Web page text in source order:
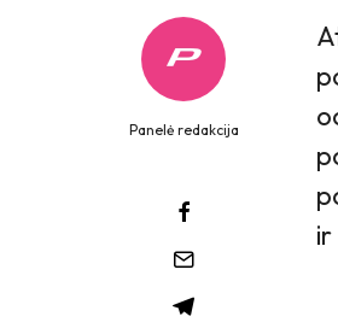
Panelė redakcija
ir